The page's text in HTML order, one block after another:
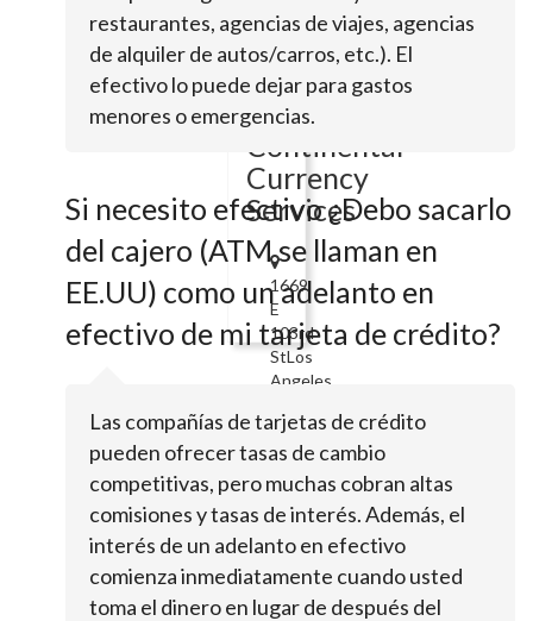
BlvdCulver
City,
CA
90230
Continental
Currency
Services
1669
E
103rd
StLos
Angeles,
90002
Digital
Currency
10103
Valley
restaurantes, agencias de viajes, agencias
de alquiler de autos/carros, etc.). El
efectivo lo puede dejar para gastos
menores o emergencias.
Si necesito efectivo ¿Debo sacarlo
del cajero (ATM se llaman en
EE.UU) como un adelanto en
efectivo de mi tarjeta de crédito?
Las compañías de tarjetas de crédito
pueden ofrecer tasas de cambio
competitivas, pero muchas cobran altas
comisiones y tasas de interés. Además, el
interés de un adelanto en efectivo
comienza inmediatamente cuando usted
toma el dinero en lugar de después del